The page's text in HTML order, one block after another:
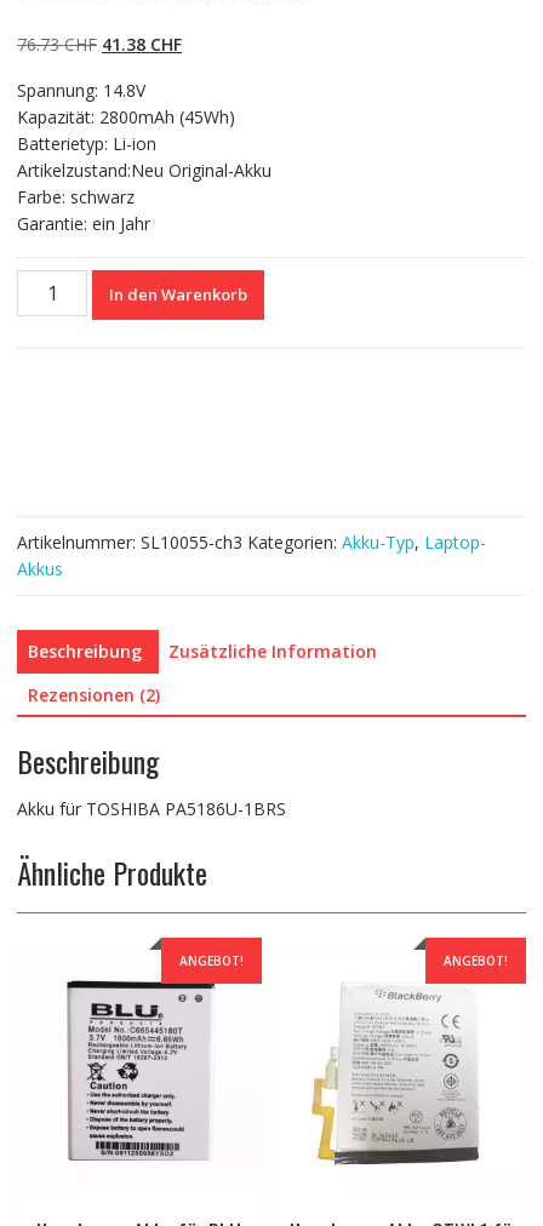
basierend auf
Kundenbewert
76.73CHF Ursprünglicher
war:
76.73 CHF
41.38 CHFAktueller
41.38 CHF.
Spannung: 14.8V
Kapazität: 2800mAh (45Wh)
Batterietyp: Li-ion
Artikelzustand:Neu Original-Akku
Farbe: schwarz
Garantie: ein Jahr
Nagelneuer
In den Warenkorb
Artikelnummer: SL10055-ch3 Kategorien: Akku-Typ, Laptop-
Akkus
Beschreibung
Zusätzliche Information
Rezensionen (2)
Beschreibung
Akku für TOSHIBA PA5186U-1BRS
Ähnliche Produkte
ANGEBOT! ANGEBOT!